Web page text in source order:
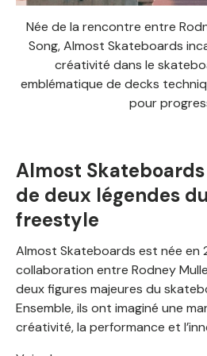
Née de la rencontre entre
Song, Almost Skateboards
créativité dans le
emblématique de decks
pour
Almost
de deux légendes
freestyle
Almost Skateboards est née en
collaboration entre Rodney
deux figures majeures du
Ensemble, ils ont imaginé une
créativité, la performance et